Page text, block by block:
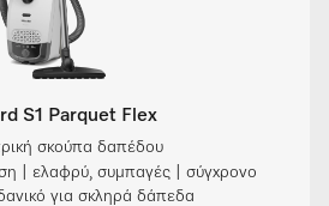
S1 Parquet Flex
σκούπα δαπέδου
| ελαφρύ, συμπαγές | σύγχρονο
για σκληρά δάπεδα